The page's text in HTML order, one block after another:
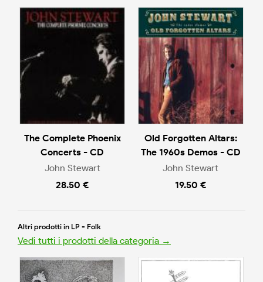
The Complete Phoenix
Concerts - CD
John Stewart
28.50 €
Old Forgotten Altars:
The 1960s Demos - CD
John Stewart
19.50 €
Altri prodotti in LP - Folk
Vedi tutti i prodotti della categoria →